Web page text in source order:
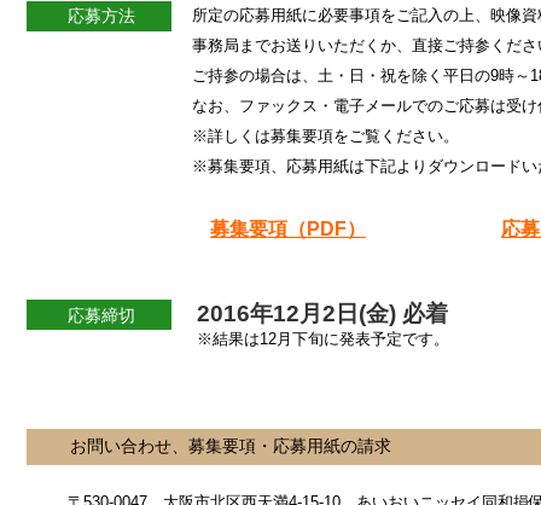
応募方法
所定の応募用紙に必要事項をご記入の上、映像
事務局までお送りいただくか、直接ご持参くださ
ご持参の場合は、土・日・祝を除く平日の9時～
なお、ファックス・電子メールでのご応募は受け
※詳しくは募集要項をご覧ください。
※募集要項、応募用紙は下記よりダウンロードい
募集要項（PDF） 応
応募締切 2016年12月2日(金) 必着
※結果は12月下旬に発表予定です。
お問い合わせ、募集要項・応募用紙の請求